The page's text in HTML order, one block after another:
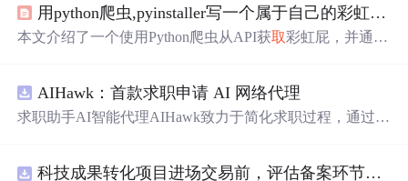
用python爬虫,pyinstaller写一个属于自己的彩虹屁生成器！（链接在文末自
本文介绍了一个使用Python爬虫从API获取彩虹屁，并通过
AIHawk：首款求职申请 AI 网络代理
求职助手AI智能代理AIHawk致力于简化求职过程，通过自
科技成果转化项目进场交易前，评估备案环节需要准备哪些材料？.docx